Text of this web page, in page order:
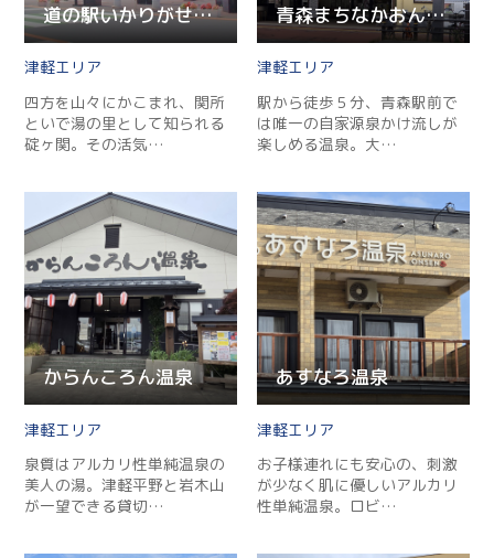
道の駅いかりがせき「津軽関の庄」
津軽
四方を山々にかこまれ、関所
といで湯の里として知られる
碇ヶ関。その活気…
青森まちなかおんせん
津軽
駅から徒歩５分、青森駅前で
は唯一の自家源泉かけ流しが
楽しめる温泉。大…
からんころん温泉
津軽
泉質はアルカリ性単純温泉の
美人の湯。津軽平野と岩木山
が一望できる貸切…
あすなろ温泉
津軽
お子様連れにも安心の、刺激
が少なく肌に優しいアルカリ
性単純温泉。ロビ…